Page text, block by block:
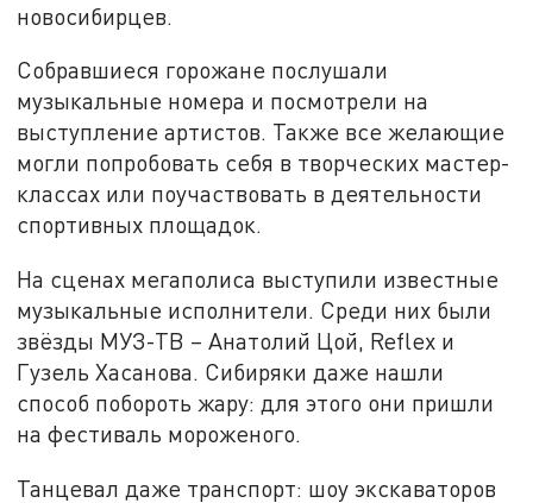
новосибирцев.
Собравшиеся горожане послушали
музыкальные номера и посмотрели на
выступление артистов. Также все желающие
могли попробовать себя в творческих мастер-
классах или поучаствовать в деятельности
спортивных площадок.
На сценах мегаполиса выступили известные
музыкальные исполнители. Среди них были
звёзды МУЗ-ТВ – Анатолий Цой, Reflex и
Гузель Хасанова. Сибиряки даже нашли
способ побороть жару: для этого они пришли
на фестиваль мороженого.
Танцевал даже транспорт: шоу экскаваторов